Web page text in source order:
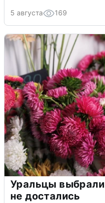
5 августа 169
Уральцы
не достались